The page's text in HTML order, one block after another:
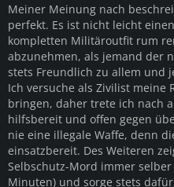
Meiner Meinung nach
perfekt. Es ist nicht leicht
kompletten Militäroutfit rum
abzunehmen, als jemand der
stets Freundlich zu allem und
Ich versuche als Zivilist
bringen, daher trete ich nach
hilfsbereit und offen gegen
nie eine illegale Waffe, denn
einsatzbereit. Des Weiteren
Selbschutz-Mord immer
Minuten) und sorge stets